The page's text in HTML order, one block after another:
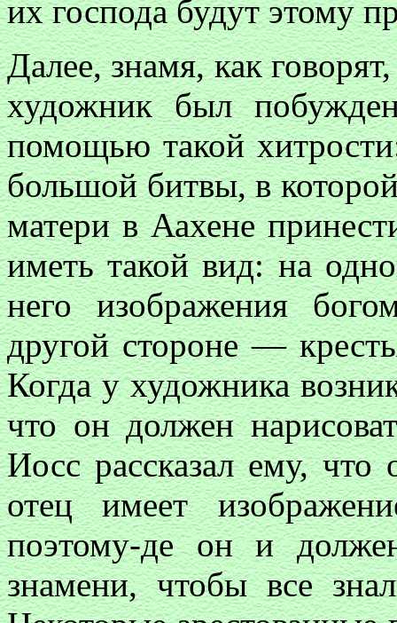
их господа будут этому
Далее, знамя, как
художник был
помощью такой
большой битвы, в
матери в Аахене
иметь такой вид: на
него изображения
другой стороне —
Когда у художника
что он должен
Иосс рассказал ему,
отец имеет
поэтому-де он и
знамени, чтобы все